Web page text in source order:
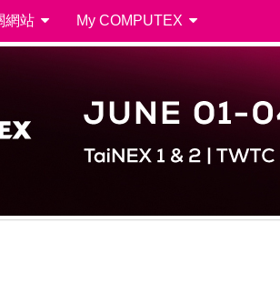
網站 My COMPUTEX